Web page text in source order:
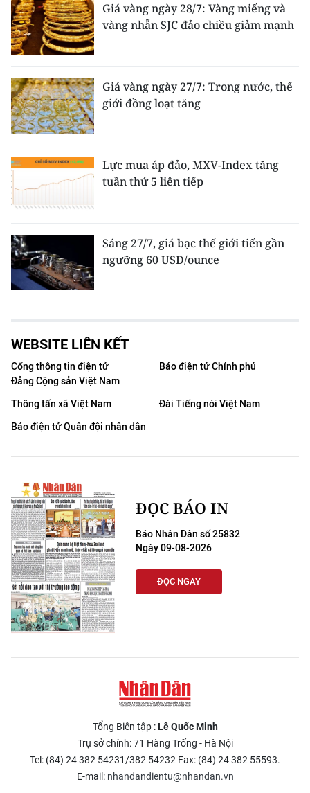
Giá vàng ngày 28/7: Vàng miếng và
vàng nhẫn SJC đảo chiều giảm mạnh
Giá vàng ngày 27/7: Trong nước, thế
giới đồng loạt tăng
Lực mua áp đảo, MXV-Index tăng
tuần thứ 5 liên tiếp
Sáng 27/7, giá bạc thế giới tiến gần
ngưỡng 60 USD/ounce
WEBSITE LIÊN KẾT
Cổng thông tin điện tử
Đảng Cộng sản Việt Nam
Báo điện tử Chính phủ
Thông tấn xã Việt Nam
Đài Tiếng nói Việt Nam
Báo điện tử Quân đội nhân dân
ĐỌC BÁO IN
Báo Nhân Dân số 25832
Ngày 09-08-2026
ĐỌC NGAY
Tổng Biên tập :Lê Quốc Minh
Trụ sở chính: 71 Hàng Trống - Hà Nội
Tel: (84) 24 382 54231/382 54232 Fax: (84) 24 382 55593.
E-mail: nhandandientu@nhandan.vn